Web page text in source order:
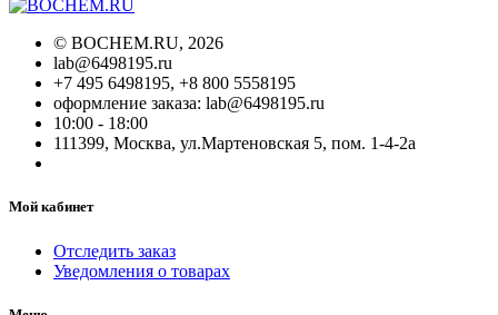
© BOCHEM.RU, 2026
lab@6498195.ru
+7 495 6498195, +8 800 5558195
оформление заказа: lab@6498195.ru
10:00 - 18:00
111399, Москва, ул.Мартеновская 5, пом. 1-4-2а
Мой кабинет
Отследить заказ
Уведомления о товарах